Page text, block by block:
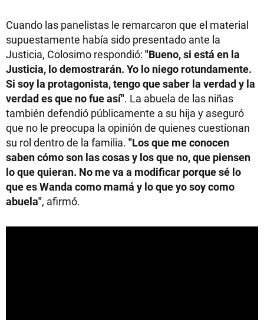
Cuando las panelistas le remarcaron que el material
supuestamente había sido presentado ante la
Justicia, Colosimo respondió: "Bueno, si está en la
Justicia, lo demostrarán. Yo lo niego rotundamente.
Si soy la protagonista, tengo que saber la verdad y la
verdad es que no fue así". La abuela de las niñas
también defendió públicamente a su hija y aseguró
que no le preocupa la opinión de quienes cuestionan
su rol dentro de la familia. "Los que me conocen
saben cómo son las cosas y los que no, que piensen
lo que quieran. No me va a modificar porque sé lo
que es Wanda como mamá y lo que yo soy como
abuela", afirmó.